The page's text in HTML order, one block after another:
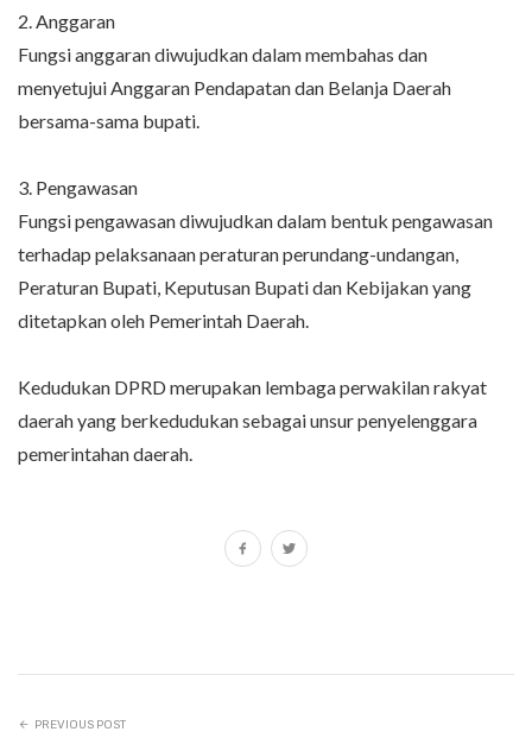
2. Anggaran
Fungsi anggaran diwujudkan dalam membahas dan
menyetujui Anggaran Pendapatan dan Belanja Daerah
bersama-sama bupati.
3. Pengawasan
Fungsi pengawasan diwujudkan dalam bentuk pengawasan
terhadap pelaksanaan peraturan perundang-undangan,
Peraturan Bupati, Keputusan Bupati dan Kebijakan yang
ditetapkan oleh Pemerintah Daerah.
Kedudukan DPRD merupakan lembaga perwakilan rakyat
daerah yang berkedudukan sebagai unsur penyelenggara
pemerintahan daerah.
PREVIOUS POST